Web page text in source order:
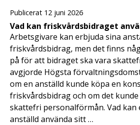
Publicerat 12 juni 2026
Vad kan friskvårdsbidraget
Arbetsgivare kan erbjuda sina
friskvårdsbidrag, men det finns
på för att bidraget ska vara
avgjorde Högsta
om en anställd kunde köpa en
friskvårdsbidrag och om det kunde
skattefri personalförmån. Vad kan
anställd använda sitt …